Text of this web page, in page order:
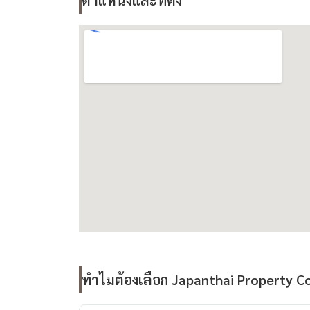
ทำไมต้องเลือก Japanthai Property